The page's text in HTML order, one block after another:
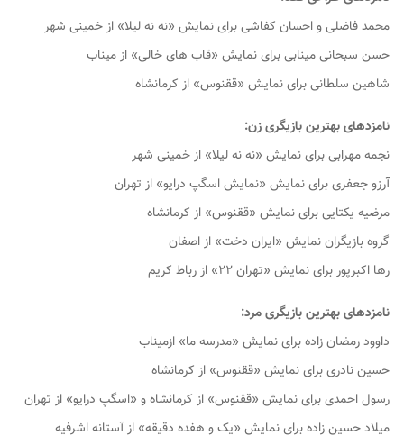
محمد فاضلی و احسان کفاشی برای نمایش «نه نه لیلا» از خمینی شهر
حسن سبحانی مینابی برای نمایش «قاب های خالی» از میناب
شاهین سلطانی برای نمایش «ققنوس» از کرمانشاه
نامزدهای بهترین بازیگری زن:
نجمه مهرابی برای نمایش «نه نه لیلا» از خمینی شهر
آرزو جعفری برای نمایش «نمایش اسگپ درایو» از تهران
مرضیه یکتایی برای نمایش «ققنوس» از کرمانشاه
گروه بازیگران نمایش «ایران دخت» از اصفان
رها اکبرپور برای نمایش «تهران ۲۲» از رباط کریم
نامزدهای بهترین بازیگری مرد:
داوود رمضان زاده برای نمایش «مدرسه ما» ازمیناب
حسین نادری برای نمایش «ققنوس» از کرمانشاه
رسول احمدی برای نمایش «ققنوس» از کرمانشاه و «اسگپ درایو» از تهران
میلاد حسین زاده برای نمایش «یک و هفده دقیقه» از آستانه اشرفیه